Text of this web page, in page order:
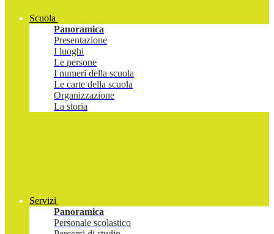
Scuola
Panoramica
Presentazione
I luoghi
Le persone
I numeri della scuola
Le carte della scuola
Organizzazione
La storia
Servizi
Panoramica
Personale scolastico